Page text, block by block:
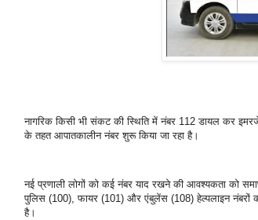
नागरिक किसी भी संकट की स्थिति में नंबर 112 डायल कर
के तहत आपातकालीन नंबर शुरू किया जा रहा है।
नई प्रणाली लोगों को कई नंबर याद रखने की आवश्यकता को
पुलिस (100), फायर (101) और एंबुलेंस (108) हेल्पलाइन नंबरों
है।